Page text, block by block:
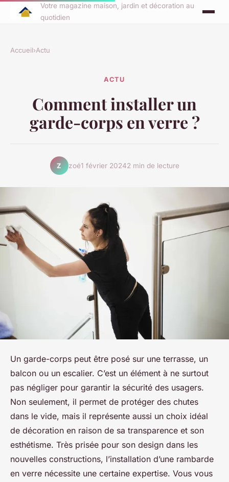
Votre magazine maison, jardin et décoration au
quotidien
Accueil›Actu
ACTU
Comment installer un
garde-corps en verre ?
Z zoé1 février 20242 min de lecture
Un garde-corps peut être posé sur une terrasse, un
balcon ou un escalier. C’est un élément à ne surtout
pas négliger pour garantir la sécurité des usagers.
Non seulement, il permet de protéger des chutes
dans le vide, mais il représente aussi un choix idéal
de décoration en raison de sa transparence et son
esthétisme. Très prisée pour son design dans les
nouvelles constructions, l’installation d’une rambarde
en verre nécessite une certaine expertise. Vous vous